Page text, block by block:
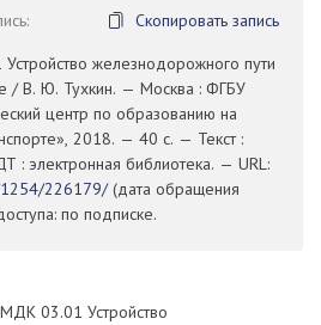
Скопировать запись
железнодорожного пути
/ В. Ю. Тухкин. — Москва : ФГБУ
центр по образованию на
2018. — 40 с. — Текст :
электронная библиотека. — URL:
226179/(дата обращения
по подписке.
03.01 Устройство